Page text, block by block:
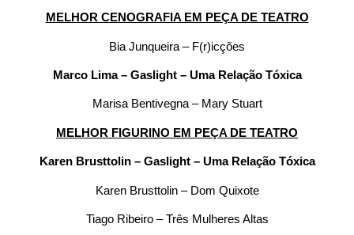
MELHOR CENOGRAFIA EM PEÇA DE TEATRO
Bia Junqueira – F(r)icções
Marco Lima – Gaslight – Uma Relação Tóxica
Marisa Bentivegna – Mary Stuart
MELHOR FIGURINO EM PEÇA DE TEATRO
Karen Brusttolin – Gaslight – Uma Relação Tóxica
Karen Brusttolin – Dom Quixote
Tiago Ribeiro – Três Mulheres Altas